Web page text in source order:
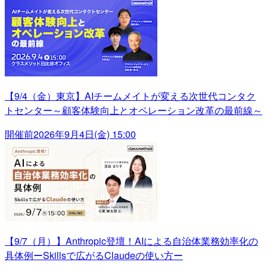
【9/4（金）東京】AIチームメイトが変える次世代コンタク
トセンター～顧客体験向上とオペレーション改革の最前線～
開催前2026年9月4日(金) 15:00
【9/7（月）】Anthropic登壇！AIによる自治体業務効率化の
具体例ーSkillsで広がるClaudeの使い方ー